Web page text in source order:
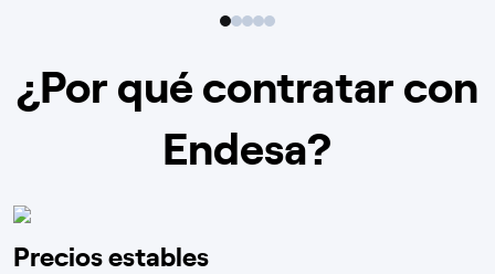
¿Por qué contratar con
Endesa?
Precios estables